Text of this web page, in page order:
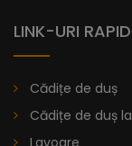
Cădiță De
LINK-URI
Cădițe de duș
Cădițe de duș
Lavoare